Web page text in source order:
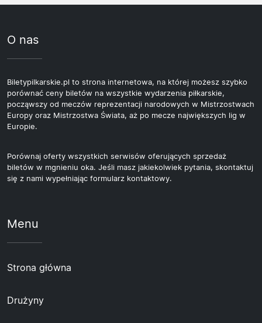
O nas
Biletypilkarskie.pl to strona internetowa, na której możesz szybko
porównać ceny biletów na wszystkie wydarzenia piłkarskie,
począwszy od meczów reprezentacji narodowych w Mistrzostwach
Europy oraz Mistrzostwa Świata, aż po mecze największych lig w
Europie.
Porównaj oferty wszystkich serwisów oferujących sprzedaż
biletów w mgnieniu oka. Jeśli masz jakiekolwiek pytania, skontaktuj
się z nami wypełniając formularz kontaktowy.
Menu
Strona główna
Drużyny